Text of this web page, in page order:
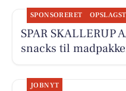
SPONSORERET
SPAR SKALLERUP
snacks til
JOBNYT